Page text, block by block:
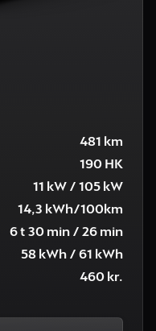
481 km
190 HK
11 kW / 105 kW
14,3 kWh/100km
6 t 30 min / 26 min
58 kWh / 61 kWh
460 kr.